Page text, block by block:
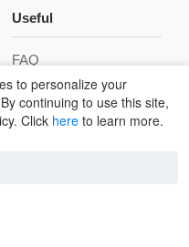
Useful
FAQ
Connect to FTP
How to use FTP on Mac
to personalize your
continuing to use this site,
Click here to learn more.